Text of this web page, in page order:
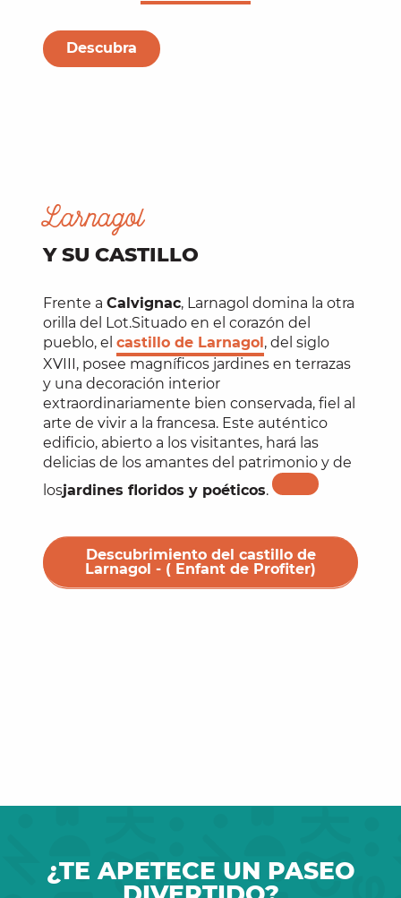
Descubra
Larnagol
Y SU CASTILLO
Frente a Calvignac, Larnagol domina la otra
orilla del Lot.Situado en el corazón del
pueblo, el castillo de Larnagol, del siglo
XVIII, posee magníficos jardines en terrazas
y una decoración interior
extraordinariamente bien conservada, fiel al
arte de vivir a la francesa. Este auténtico
edificio, abierto a los visitantes, hará las
delicias de los amantes del patrimonio y de
losjardines floridos y poéticos.
Descubrimiento del castillo de
Larnagol - ( Enfant de Profiter)
¿TE APETECE UN PASEO